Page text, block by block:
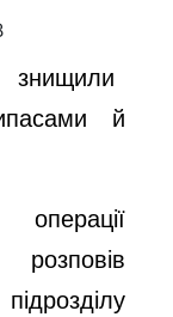
знищили
й
розповів